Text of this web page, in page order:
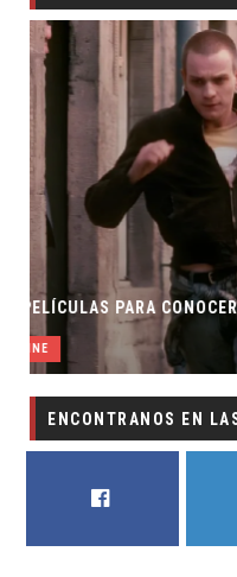
MCGREGOR
5
ENCONTRANOS EN